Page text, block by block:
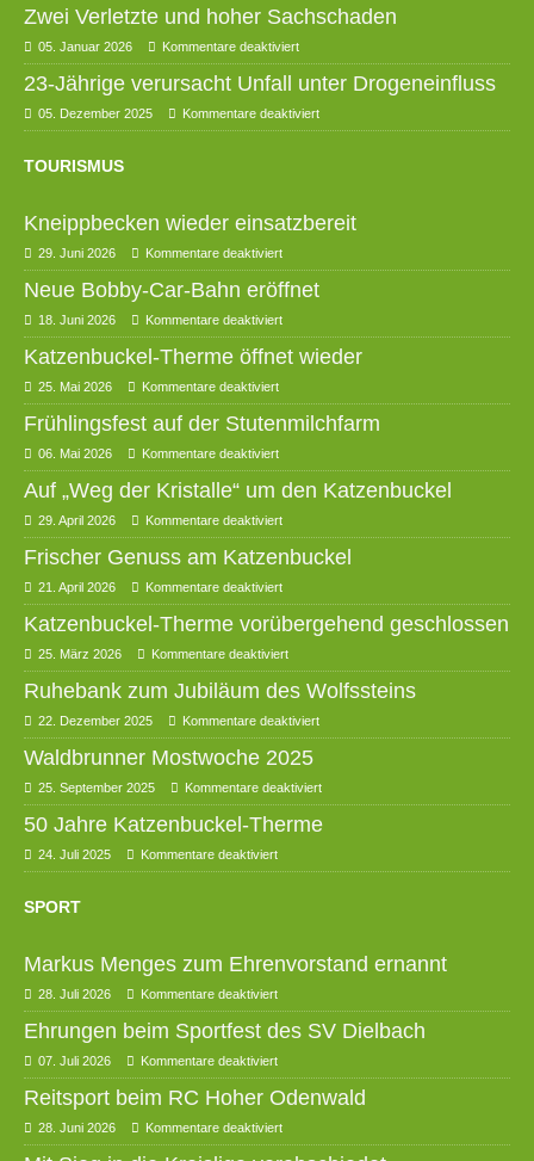
Zwei Verletzte und hoher Sachschaden
05. Januar 2026 Kommentare deaktiviert
23-Jährige verursacht Unfall unter Drogeneinfluss
05. Dezember 2025 Kommentare deaktiviert
TOURISMUS
Kneippbecken wieder einsatzbereit
29. Juni 2026 Kommentare deaktiviert
Neue Bobby-Car-Bahn eröffnet
18. Juni 2026 Kommentare deaktiviert
Katzenbuckel-Therme öffnet wieder
25. Mai 2026 Kommentare deaktiviert
Frühlingsfest auf der Stutenmilchfarm
06. Mai 2026 Kommentare deaktiviert
Auf „Weg der Kristalle“ um den Katzenbuckel
29. April 2026 Kommentare deaktiviert
Frischer Genuss am Katzenbuckel
21. April 2026 Kommentare deaktiviert
Katzenbuckel-Therme vorübergehend geschlossen
25. März 2026 Kommentare deaktiviert
Ruhebank zum Jubiläum des Wolfssteins
22. Dezember 2025 Kommentare deaktiviert
Waldbrunner Mostwoche 2025
25. September 2025 Kommentare deaktiviert
50 Jahre Katzenbuckel-Therme
24. Juli 2025 Kommentare deaktiviert
SPORT
Markus Menges zum Ehrenvorstand ernannt
28. Juli 2026 Kommentare deaktiviert
Ehrungen beim Sportfest des SV Dielbach
07. Juli 2026 Kommentare deaktiviert
Reitsport beim RC Hoher Odenwald
28. Juni 2026 Kommentare deaktiviert